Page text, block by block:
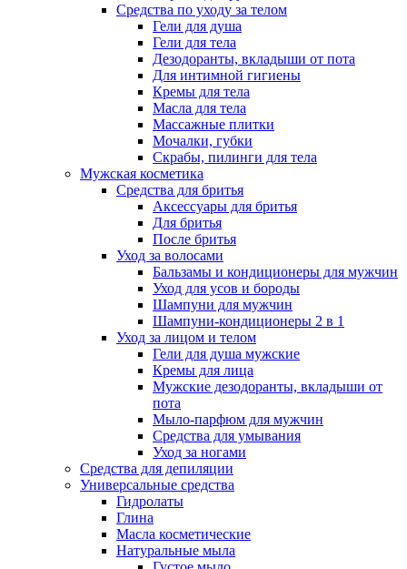
Средства по уходу за телом
Гели для душа
Гели для тела
Дезодоранты, вкладыши от пота
Для интимной гигиены
Кремы для тела
Масла для тела
Массажные плитки
Мочалки, губки
Скрабы, пилинги для тела
Мужская косметика
Средства для бритья
Аксессуары для бритья
Для бритья
После бритья
Уход за волосами
Бальзамы и кондиционеры для мужчин
Уход для усов и бороды
Шампуни для мужчин
Шампуни-кондиционеры 2 в 1
Уход за лицом и телом
Гели для душа мужские
Кремы для лица
Мужские дезодоранты, вкладыши от
пота
Мыло-парфюм для мужчин
Средства для умывания
Уход за ногами
Средства для депиляции
Универсальные средства
Гидролаты
Глина
Масла косметические
Натуральные мыла